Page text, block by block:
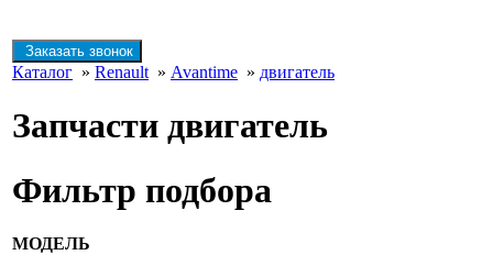
Заказать звонок
Каталог » Renault » Avantime » двигатель
Запчасти двигатель
Фильтр подбора
МОДЕЛЬ